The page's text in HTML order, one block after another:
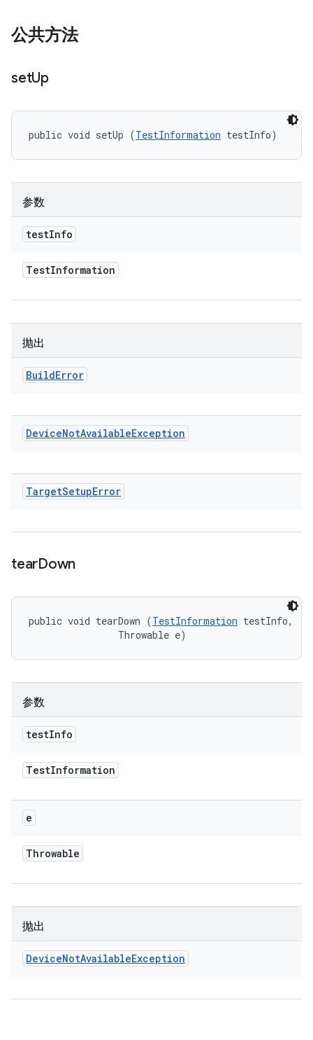
公共方法
setUp
public void setUp (TestInformation testInfo)
参数
testInfo
TestInformation
抛出
BuildError
DeviceNotAvailableException
TargetSetupError
tearDown
public void tearDown (TestInformation testInfo,
                Throwable e)
参数
testInfo
TestInformation
e
Throwable
抛出
DeviceNotAvailableException